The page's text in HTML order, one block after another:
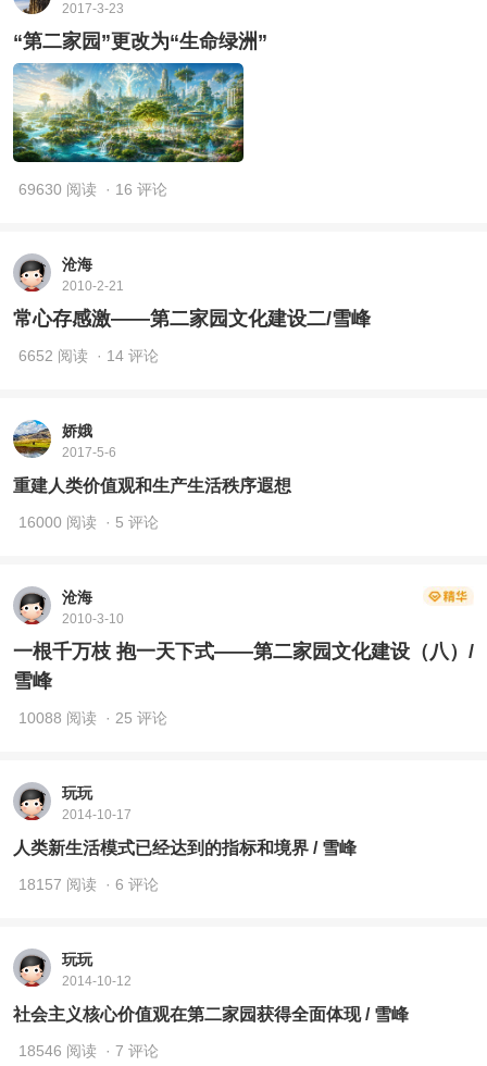
2017-3-23
“第二家园”更改为“生命绿洲”
69630 阅读 · 16 评论
沧海
2010-2-21
常心存感激——第二家园文化建设二/雪峰
6652 阅读 · 14 评论
娇娥
2017-5-6
重建人类价值观和生产生活秩序遐想
16000 阅读 · 5 评论
沧海
2010-3-10
一根千万枝 抱一天下式——第二家园文化建设（八）/
雪峰
10088 阅读 · 25 评论
玩玩
2014-10-17
人类新生活模式已经达到的指标和境界 / 雪峰
18157 阅读 · 6 评论
玩玩
2014-10-12
社会主义核心价值观在第二家园获得全面体现 / 雪峰
18546 阅读 · 7 评论